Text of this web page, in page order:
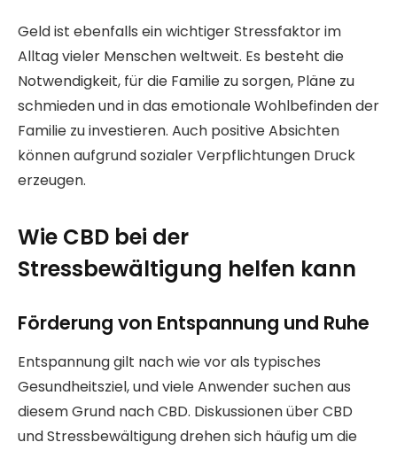
Geld ist ebenfalls ein wichtiger Stressfaktor im
Alltag vieler Menschen weltweit. Es besteht die
Notwendigkeit, für die Familie zu sorgen, Pläne zu
schmieden und in das emotionale Wohlbefinden der
Familie zu investieren. Auch positive Absichten
können aufgrund sozialer Verpflichtungen Druck
erzeugen.
Wie CBD bei der
Stressbewältigung helfen kann
Förderung von Entspannung und Ruhe
Entspannung gilt nach wie vor als typisches
Gesundheitsziel, und viele Anwender suchen aus
diesem Grund nach CBD. Diskussionen über CBD
und Stressbewältigung drehen sich häufig um die